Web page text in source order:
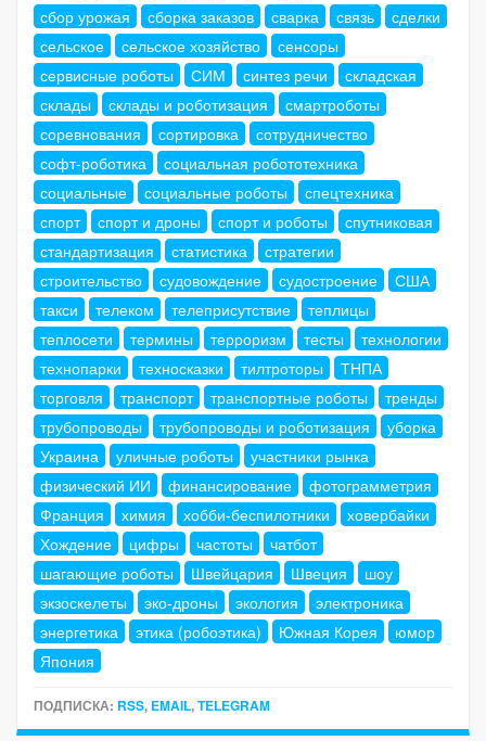
сбор урожая
сборка заказов сварка связь
сделки
сельское
сельское хозяйство
сенсоры
сервисные роботы
СИМ синтез речи
складская
склады
склады и роботизация
смартроботы
соревнования
сортировка
сотрудничество
софт-роботика
социальная робототехника
социальные
социальные роботы
спецтехника
спорт
спорт и дроны спорт и роботы
спутниковая
стандартизация
статистика
стратегии
строительство
судовождение судостроение
США
такси
телеком телеприсутствие
теплицы
теплосети
термины терроризм тесты
технологии
технопарки
техносказки тилтроторы
ТНПА
торговля
транспорт транспортные роботы
тренды
трубопроводы
трубопроводы и роботизация
уборка
Украина
уличные роботы
участники рынка
физический ИИ
финансирование
фотограмметрия
Франция
химия хобби-беспилотники
ховербайки
Хождение
цифры частоты
чатбот
шагающие роботы
Швейцария Швеция
шоу
экзоскелеты
эко-дроны экология
электроника
энергетика
этика (робоэтика) Южная Корея
юмор
Япония
ПОДПИСКА: RSS, EMAIL,TELEGRAM